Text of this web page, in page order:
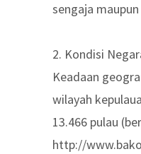
sengaja
2. Kondisi
Keadaan
wilayah
13.466 pulau
http://